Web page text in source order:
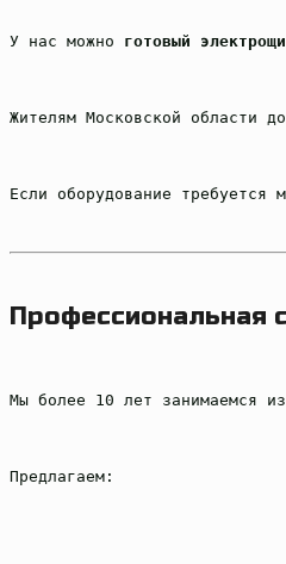
У нас можно готовый
Жителям Московской области
Если оборудование
Профессиональная
Мы более 10 лет занимаемся
Предлагаем: